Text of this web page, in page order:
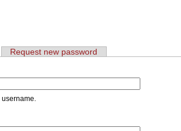
Request new password
username.